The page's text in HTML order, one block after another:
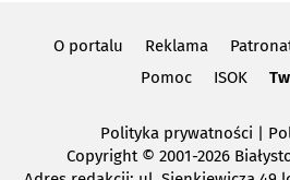
O portalu Reklama
Pomoc
ISOK
Polityka prywatności |
Copyright© 2001-2026